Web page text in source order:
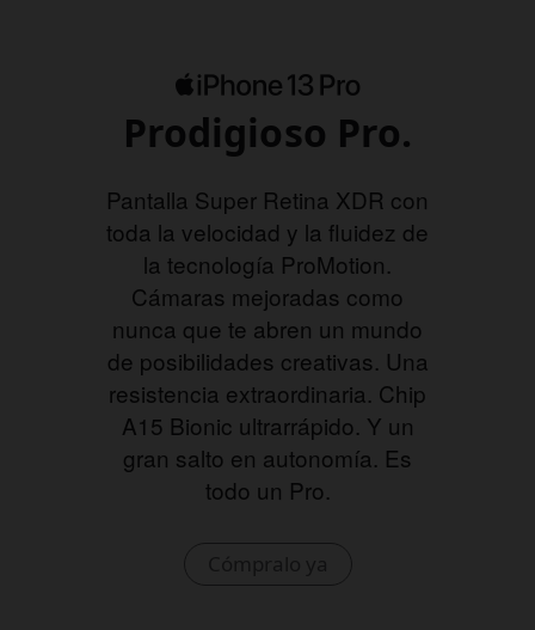
Prodigioso Pro.
Pantalla Super Retina XDR con
toda la velocidad y la fluidez de
la tecnología ProMotion.
Cámaras mejoradas como
nunca que te abren un mundo
de posibilidades creativas. Una
resistencia extraordinaria. Chip
A15 Bionic ultrarrápido. Y un
gran salto en autonomía. Es
todo un Pro.